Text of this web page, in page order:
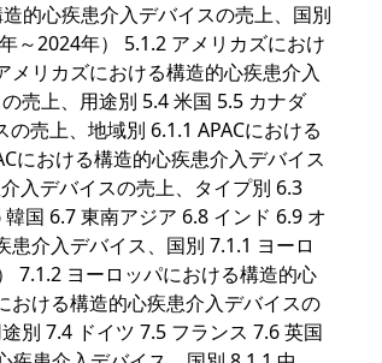
的心疾患介入デバイスの売上、国別
～2024年） 5.1.2 アメリカズにおけ
リカズにおける構造的心疾患介入
売上、用途別 5.4 米国 5.5 カナダ
売上、地域別 6.1.1 APACにおける
における構造的心疾患介入デバイス
入デバイスの売上、タイプ別 6.3
国 6.7 東南アジア 6.8 インド 6.9 オ
介入デバイス、国別 7.1.1 ヨーロ
7.1.2 ヨーロッパにおける構造的心
おける構造的心疾患介入デバイスの
別 7.4 ドイツ 7.5 フランス 7.6 英国